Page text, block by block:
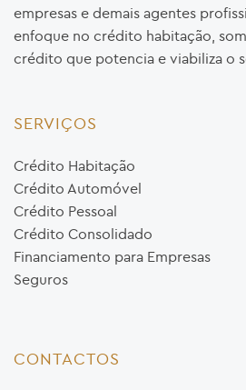
empresas e demais agentes
enfoque no crédito habitação,
crédito que potencia e viabiliza o
SERVIÇOS
Crédito Habitação
Crédito Automóvel
Crédito Pessoal
Crédito Consolidado
Financiamento para Empresas
Seguros
CONTACTOS